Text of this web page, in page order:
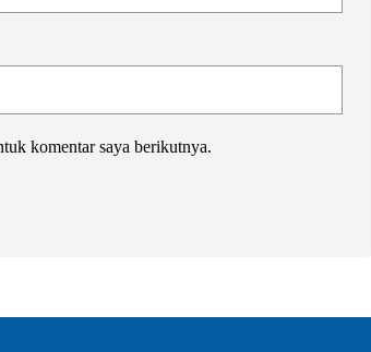
komentar saya berikutnya.